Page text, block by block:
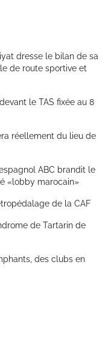
dresse le bilan de sa
de route sportive et
le TAS fixée au 8
réellement du lieu de
ABC brandit le
«lobby marocain»
de la CAF
de Tartarin de
des clubs en